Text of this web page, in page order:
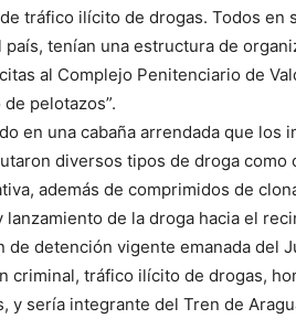
tráfico ilícito de drogas. Todos en
tenían una estructura de
al Complejo Penitenciario de
pelotazos”.
en una cabaña arrendada que los
diversos tipos de droga como
además de comprimidos de
de la droga hacia el
detención vigente emanada del
criminal, tráfico ilícito de drogas,
y sería integrante del Tren de